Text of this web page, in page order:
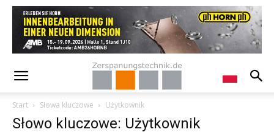
Start Słowa kluczowe Użytkownik
Słowo kluczowe: Użytkownik